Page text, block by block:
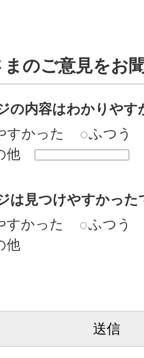
のご意見をお
の内容はわかりやす
すかった
ふつう
他
は見つけやすかった
すかった
ふつう
他